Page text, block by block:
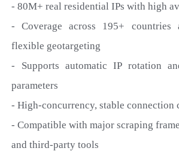
- 80M+ real residential IPs with high
- Coverage across 195+ countries
flexible geotargeting
- Supports automatic IP rotation
parameters
- High-concurrency, stable connection
- Compatible with major scraping
and third-party tools